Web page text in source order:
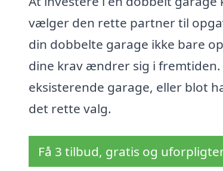
vælger den rette partner til
din dobbelte garage ikke bare
dine krav ændrer sig i
eksisterende garage, eller blot
det rette valg.
Få 3 tilbud, gratis og